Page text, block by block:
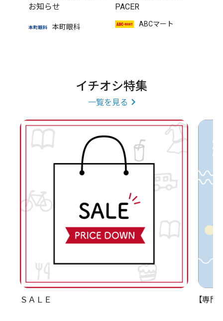
お知らせ
本町眼科
PACER
ABCマート
イチオシ特集
一覧を見る
ＳＡＬＥ 【専